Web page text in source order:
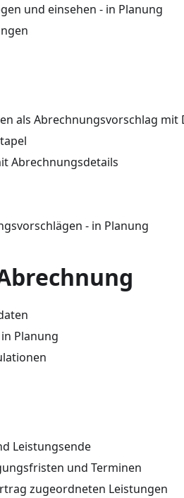
und einsehen - in Planung
als Abrechnungsvorschlag mit
Abrechnungsdetails
- in Planung
Planung
Leistungsende
und Terminen
zugeordneten Leistungen